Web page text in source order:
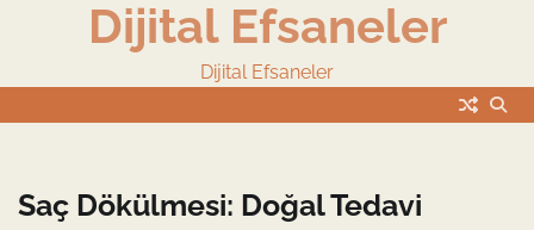
Dijital Efsaneler
Dijital Efsaneler
Saç Dökülmesi: Doğal Tedavi